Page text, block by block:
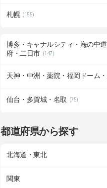
札幌 (155)
博多・キャナルシティ・海の中
府・二日市 (147)
天神・中洲・薬院・福岡ドーム
仙台・多賀城・名取 (75)
都道府県から探す
北海道・東北
関東